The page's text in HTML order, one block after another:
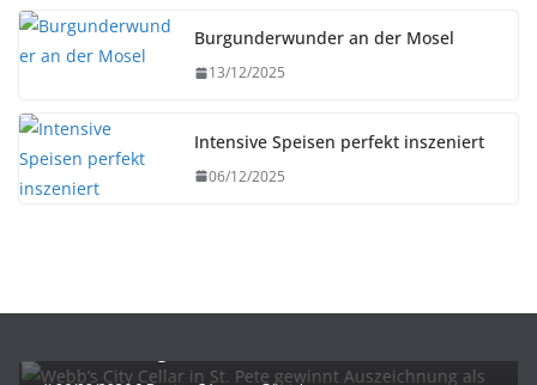
Burgunderwunder an der Mosel
13/12/2025
Intensive Speisen perfekt inszeniert
06/12/2025